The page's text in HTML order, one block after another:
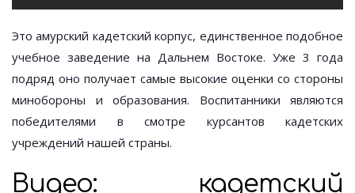
Это амурский кадетский корпус, единственное подобное
учебное заведение на Дальнем Востоке. Уже 3 года
подряд оно получает самые высокие оценки со стороны
минобороны и образования. Воспитанники являются
победителями в смотре курсантов кадетских
учреждений нашей страны.
Видео: кадетский